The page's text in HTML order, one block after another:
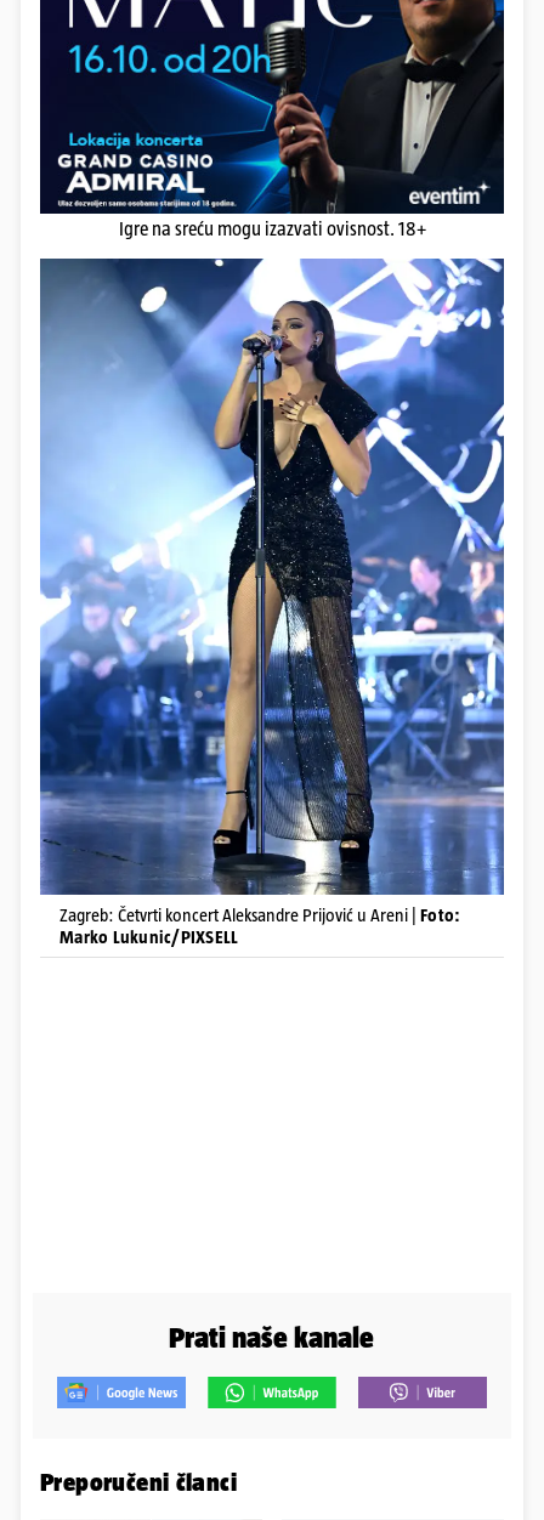
Igre na sreću mogu izazvati ovisnost. 18+
Zagreb: Četvrti koncert Aleksandre Prijović u Areni | Foto:
Marko Lukunic/PIXSELL
Prati naše kanale
Preporučeni članci